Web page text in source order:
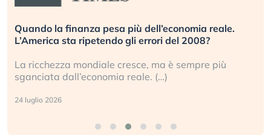
Russia e Cina pronti a spegnere Starlink. Gli
investitori stanno sottovalutando il rischio?
Gli investitori tech continuano a ignorare il rischio
geopolitico: il (…)
17 luglio 2026